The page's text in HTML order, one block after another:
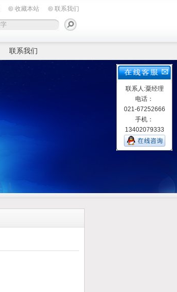
收藏本站 联系我们
联系我们
联系人:粟经理
电话：
021-67252666
手机：
13402079333